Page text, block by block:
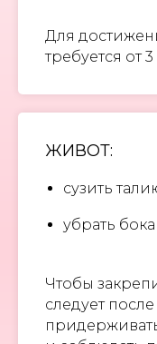
Для
требуется от
ЖИВОТ:
сузить
убрать
Чтобы
следует